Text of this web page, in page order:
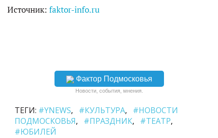
Источник: faktor-info.ru
Фактор Подмосковья
Новости, события, мнения.
ТЕГИ: #YNEWS #КУЛЬТУРА
#НОВОСТИ
ПОДМОСКОВЬЯ
#ПРАЗДНИК
#ТЕАТР
#ЮБИЛЕЙ